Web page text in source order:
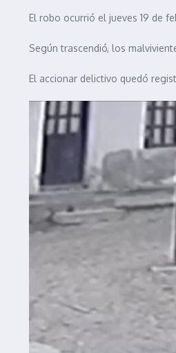
El robo ocurrió el jueves 19 de
Según trascendió, los
El accionar delictivo quedó